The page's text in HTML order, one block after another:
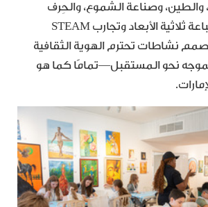
والطين، وصناعة الشموع، والحِرف
التراثية بجانب الطباعة ثلاثية الأبعاد وتجارب STEAM
نشاطات تحترم الهوية الثقافية
نحو المستقبل—تمامًا كما هو